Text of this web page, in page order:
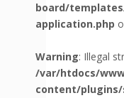
board/
application.php
Warning: Illegal
/var/htdocs/
content/